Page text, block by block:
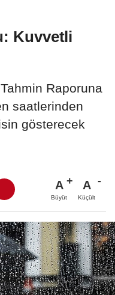
Kuvvetli
Raporuna
saatlerinden
gösterecek
A
Büyüt
A
Küçült